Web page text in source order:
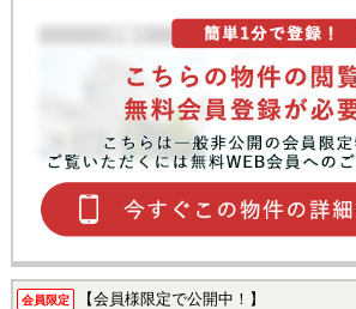
会員限定 【会員様限定で公開中！】